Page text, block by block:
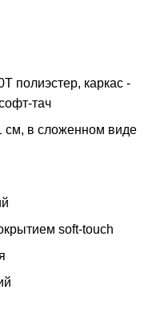
полиэстер, каркас -
тач
см, в сложенном виде
soft-touch